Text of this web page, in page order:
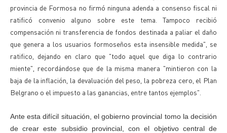
provincia de Formosa no firmó ninguna adenda a consenso fiscal ni
ratificó convenio alguno sobre este tema. Tampoco recibió
compensación ni transferencia de fondos destinada a paliar el daño
que genera a los usuarios formoseños esta insensible medida", se
ratifico, dejando en claro que "todo aquel que diga lo contrario
miente", recordándose que de la misma manera "mintieron con la
baja de la inflación, la devaluación del peso, la pobreza cero, el Plan
Belgrano o el impuesto a las ganancias, entre tantos ejemplos".
Ante esta difícil situación, el gobierno provincial tomo la decisión
de crear este subsidio provincial, con el objetivo central de